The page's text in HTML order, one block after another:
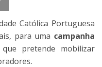
Católica Portuguesa
para uma campanha
pretende mobilizar